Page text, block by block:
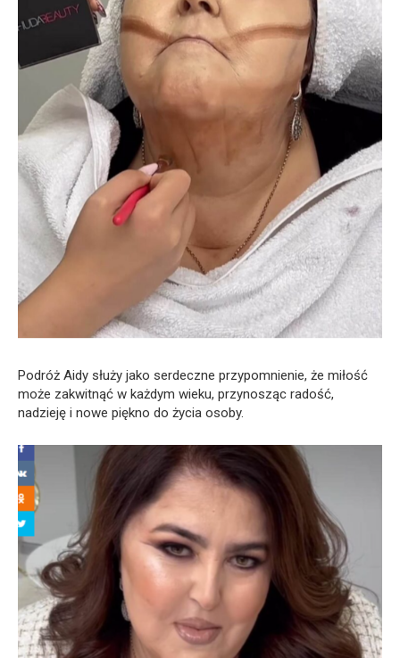
Podróż Aidy służy jako serdeczne przypomnienie, że miłość
może zakwitnąć w każdym wieku, przynosząc radość,
nadzieję i nowe piękno do życia osoby.